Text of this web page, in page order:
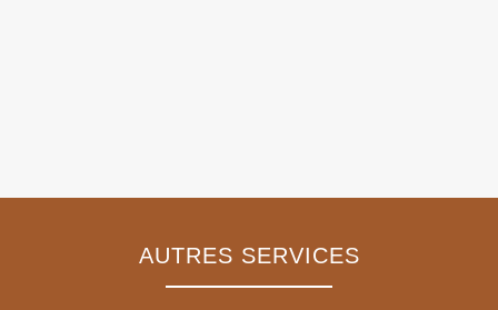
AUTRES SERVICES